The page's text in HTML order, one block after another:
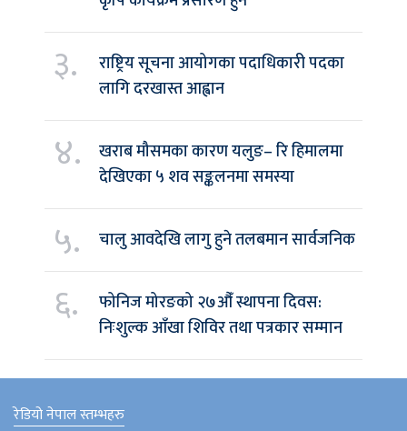
३.
राष्ट्रिय सूचना आयोगका पदाधिकारी पदका
लागि दरखास्त आह्वान
४.
खराब मौसमका कारण यलुङ– रि हिमालमा
देखिएका ५ शव सङ्कलनमा समस्या
५. चालु आवदेखि लागु हुने तलबमान सार्वजनिक
६.
फोनिज मोरङको २७औँ स्थापना दिवस:
निःशुल्क आँखा शिविर तथा पत्रकार सम्मान
रेडियो नेपाल स्तम्भहरु